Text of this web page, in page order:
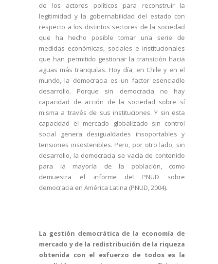
de los actores políticos para reconstruir la
legitimidad y la gobernabilidad del estado con
respecto a los distintos sectores de la sociedad
que ha hecho posible tomar una serie de
medidas económicas, sociales e institucionales
que han permitido gestionar la transición hacia
aguas más tranquilas. Hoy día, en Chile y en el
mundo, la democracia es un factor esenciadle
desarrollo. Porque sin democracia no hay
capacidad de acción de la sociedad sobre sí
misma a través de sus instituciones. Y sin esta
capacidad el mercado globalizado sin control
social genera desigualdades insoportables y
tensiones insostenibles. Pero, por otro lado, sin
desarrollo, la democracia se vacía de contenido
para la mayoría de la población, como
demuestra el informe del PNUD sobre
democracia en América Latina (PNUD, 2004).
La gestión democrática de la economía de
mercado y de la redistribución de la riqueza
obtenida con el esfuerzo de todos es la